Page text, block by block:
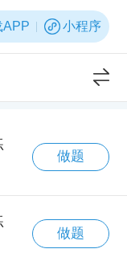
APP 小程序
做题
做题